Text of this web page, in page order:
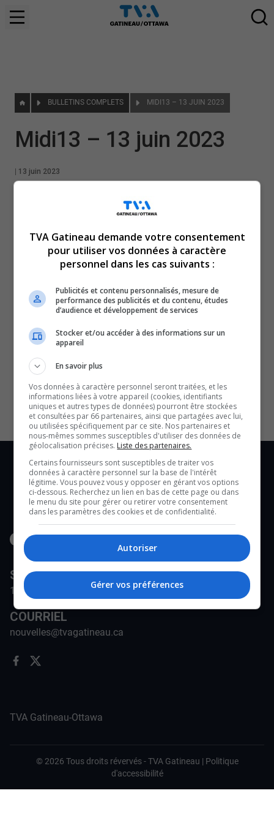
BULLETINS COMPLETS MIDI13 – 13 JUIN 2023
Midi13 – 13 juin 2023
13 juin 2023
SOUTENIR NOS MÉDIAS, C’EST PROTÉGER NOTRE
CULTURE ET NOTRE ÉCONOMIE
STATION
171-A Rue Jean-Proulx, Gatineau, QC J8Z 1W5
COURRIEL
nouvelles@tvagatineau.ca
TVA Gatineau-Ottawa
© 2026 Tous droits révervés -TVA Gatineau | Politique
d'accessibilité
TVA Gatineau demande votre consentement
pour utiliser vos données à caractère
personnel dans les cas suivants :
Publicités et contenu personnalisés, mesure de
performance des publicités et du contenu, études
d’audience et développement de services
Stocker et/ou accéder à des informations sur un
appareil
En savoir plus
Vos données à caractère personnel seront traitées, et les
informations liées à votre appareil (cookies, identifiants
uniques et autres types de données) pourront être stockées
et consultées par 66 partenaires, ainsi que partagées avec lui,
ou utilisées spécifiquement par ce site. Nos partenaires et
nous-mêmes sommes susceptibles d'utiliser des données de
géolocalisation précises. Liste des partenaires.
Certains fournisseurs sont susceptibles de traiter vos
données à caractère personnel sur la base de l'intérêt
légitime. Vous pouvez vous y opposer en gérant vos options
ci-dessous. Recherchez un lien en bas de cette page ou dans
le menu du site pour gérer ou retirer votre consentement
dans les paramètres des cookies et de confidentialité.
Autoriser
Gérer vos préférences